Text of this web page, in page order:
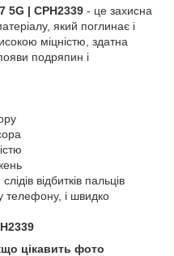
5G | CPH2339 - це захисна
який поглинає і
міцністю, здатна
подряпин і
відбитків пальців
телефону, і швидко
цікавить фото